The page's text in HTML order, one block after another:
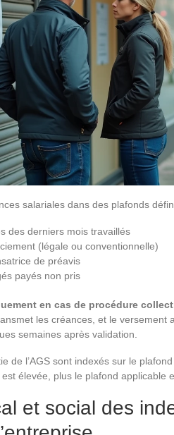
salariales dans des plafonds
des derniers mois travaillés
(légale ou conventionnelle)
de préavis
payés non pris
en cas de procédure
les créances, et le versement
semaines après validation.
de l’AGS sont indexés sur le
élevée, plus le plafond applicable
et social des